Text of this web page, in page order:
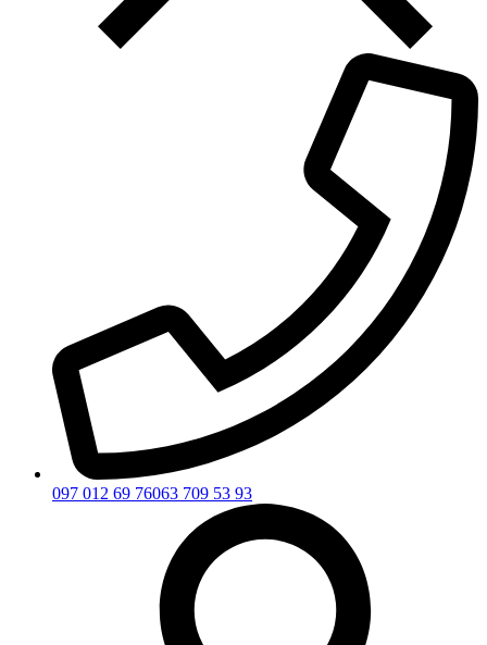
097 012 69 76063 709 53 93